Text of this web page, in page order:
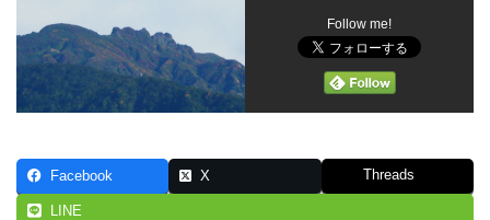
Follow me!
Facebook X Threads
LINE